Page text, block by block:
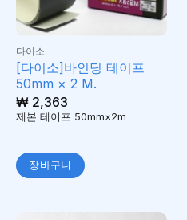
다이소
[다이소]바인딩 테이프
50mm × 2 M.
₩2,363
제본 테이프 50mm×2m
장바구니